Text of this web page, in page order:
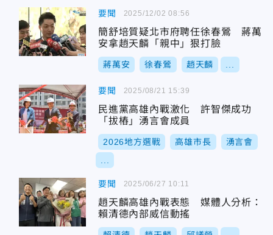
要聞
簡舒培質疑北市府聘任徐春鶯 蔣萬
安拿趙天麟「親中」狠打臉
蔣萬安 徐春鶯 趙天麟
2025/12/02 08:56
要聞
民進黨高雄內戰激化 許智傑成功
「拔樁」湧言會成員
2026地方選戰 高雄市長 湧言會
2025/08/21 15:39
要聞
趙天麟高雄內戰表態 媒體人分析：
賴清德內部威信動搖
2025/06/27 10:11